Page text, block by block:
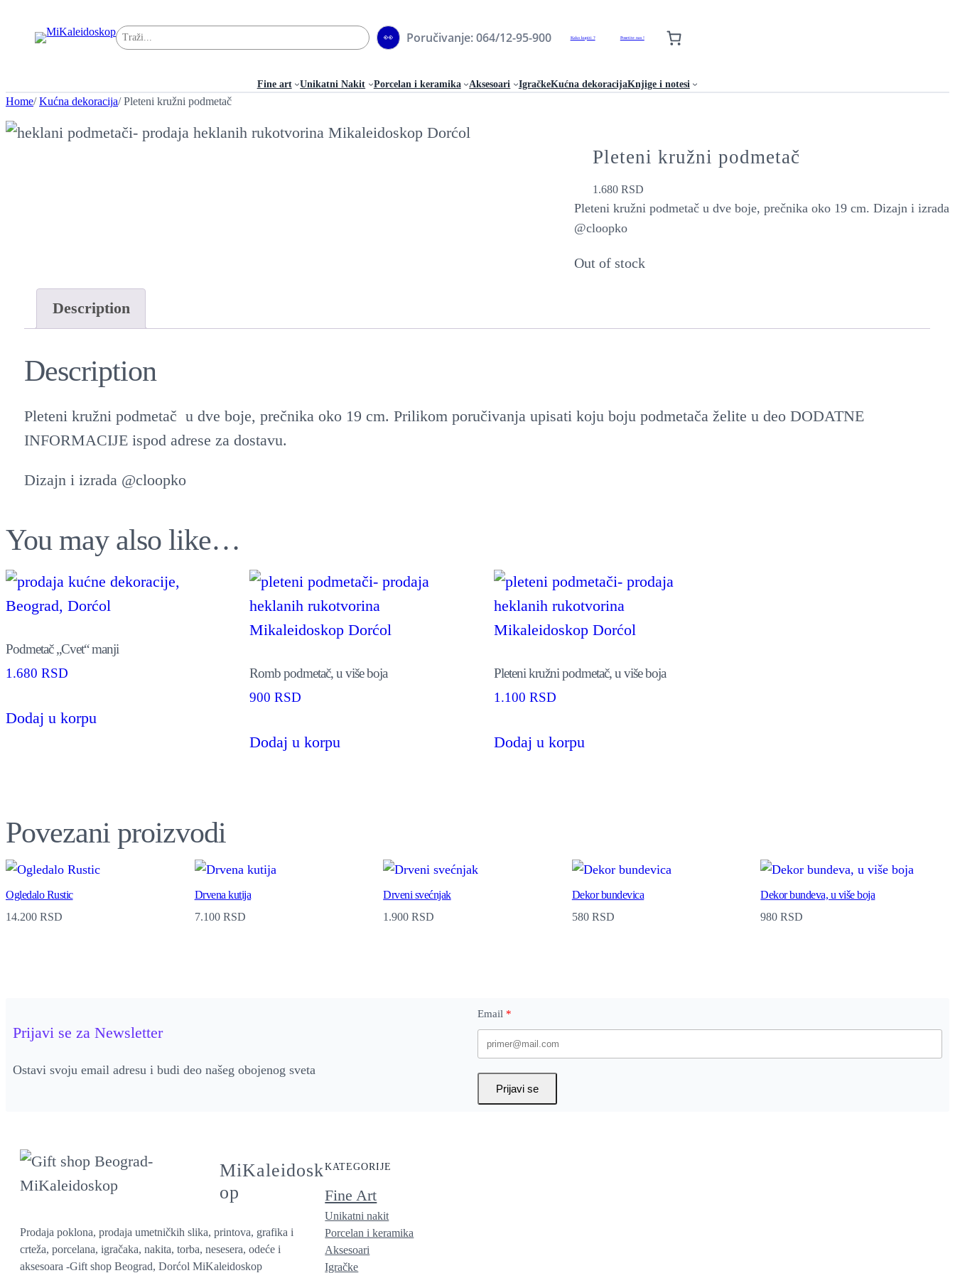
Pretraga 👀 Poručivanje: 064/12-95-900 Kako kupiti ? Posetite nas !
Fine art Unikatni Nakit Porcelan i keramika Aksesoari IgračkeKućna dekoracijaKnjige i notesi
Home/Kućna dekoracija/ Pleteni kružni podmetač
Pleteni kružni podmetač
1.680RSD
Pleteni kružni podmetač u dve boje, prečnika oko 19 cm. Dizajn i izrada
@cloopko
Out of stock
Description
Description
Pleteni kružni podmetač u dve boje, prečnika oko 19 cm. Prilikom poručivanja upisati koju boju podmetača želite u deo DODATNE
INFORMACIJE ispod adrese za dostavu.
Dizajn i izrada @cloopko
You may also like…
Podmetač „Cvet“ manji
1.680 RSD
Dodaj u korpuproduct
The
options
may
Romb podmetač, u više boja
900RSD
Dodaj u korpu
Pleteni kružni podmetač, u više boja
1.100 RSD
Dodaj u korpu
Povezani proizvodi
Ogledalo Rustic
14.200 RSD
Drvena kutija
7.100 RSD
Drveni svećnjak
1.900RSD
Dekor bundevica
580 RSD
Dekor bundeva, u više boja
980RSD
Prijavi se za Newsletter
Ostavi svoju email adresu i budi deo našeg obojenog sveta
Email
Prijavi se
MiKaleidosk
op
Prodaja poklona, prodaja umetničkih slika, printova, grafika i
crteža, porcelana, igračaka, nakita, torba, nesesera, odeće i
aksesoara -Gift shop Beograd, Dorćol MiKaleidoskop
KATEGORIJE
Fine Art
Unikatni nakit
Porcelan i keramika
Aksesoari
Igračke